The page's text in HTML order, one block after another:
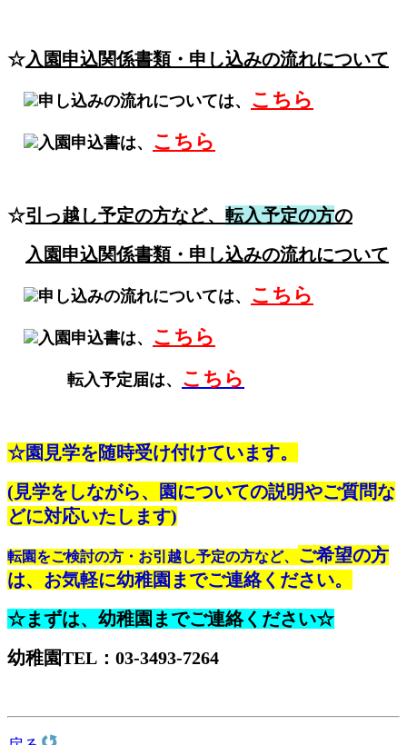
☆入園申込関係書類・申し込みの流れについて
申し込みの流れについては、 こちら
入園申込書は、 こちら
☆引っ越し予定の方など、 転入予定の方の
入園申込関係書類・申し込みの流れについて
申し込みの流れについては、 こちら
入園申込書は、 こちら
転入予定届は、 こちら
☆園見学を随時受け付けています。
(見学をしながら、園についての説明やご質問な
どに対応いたします)
転園をご検討の方・お引越し予定の方など、
ご希望の方
は、お気軽に幼稚園までご連絡ください。
☆まずは、幼稚園までご連絡ください☆
幼稚園TEL：03‐3493‐7264